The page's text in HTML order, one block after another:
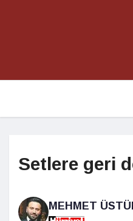
Setlere geri
MEHMET